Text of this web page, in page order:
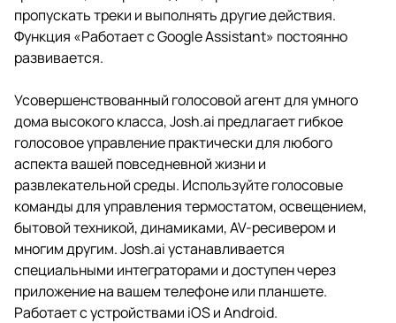
пропускать треки и выполнять другие действия.
Функция «Работает с Google Assistant» постоянно
развивается.
Усовершенствованный голосовой агент для умного
дома высокого класса, Josh.ai предлагает гибкое
голосовое управление практически для любого
аспекта вашей повседневной жизни и
развлекательной среды. Используйте голосовые
команды для управления термостатом, освещением,
бытовой техникой, динамиками, AV-ресивером и
многим другим. Josh.ai устанавливается
специальными интеграторами и доступен через
приложение на вашем телефоне или планшете.
Работает с устройствами iOS и Android.